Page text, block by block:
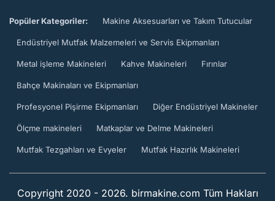
Popüler Kategoriler: Makine Aksesuarları ve Takım Tutucular
Endüstriyel Mutfak Malzemeleri ve Servis Ekipmanları
Metal işleme Makineleri Kahve Makineleri Fırınlar
Bahçe Makinaları ve Ekipmanları
Profesyonel Pişirme Ekipmanları Diğer Endüstriyel Makineler
Ölçme makineleri Matkaplar ve Delme Makineleri
Mutfak Tezgahları ve Evyeler Mutfak Hazırlık Makineleri
Copyright 2020 - 2026. birmakine.com Tüm Hakları